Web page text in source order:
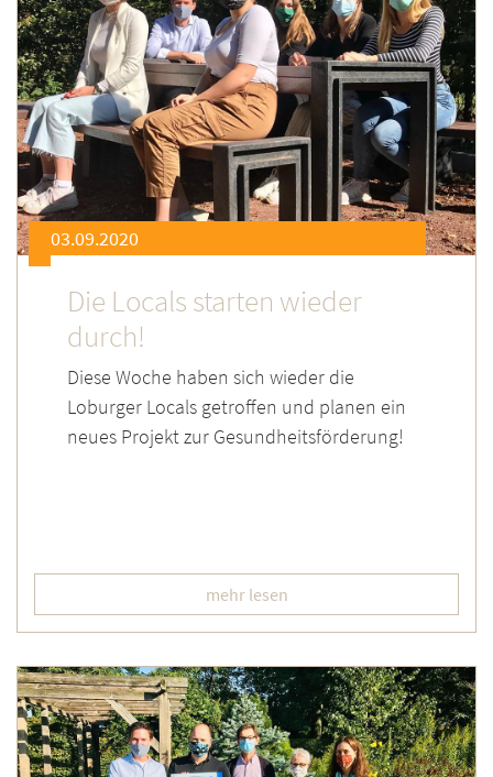
03.09.2020
Die Locals starten wieder
durch!
Diese Woche haben sich wieder die
Loburger Locals getroffen und planen ein
neues Projekt zur Gesundheitsförderung!
mehr lesen